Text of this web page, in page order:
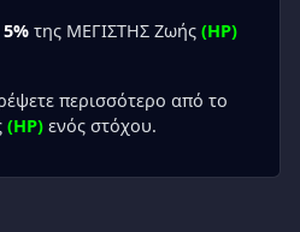
5% της ΜΕΓΙΣΤΗΣ Ζωής (HP)
περισσότερο από το
(HP) ενός στόχου.